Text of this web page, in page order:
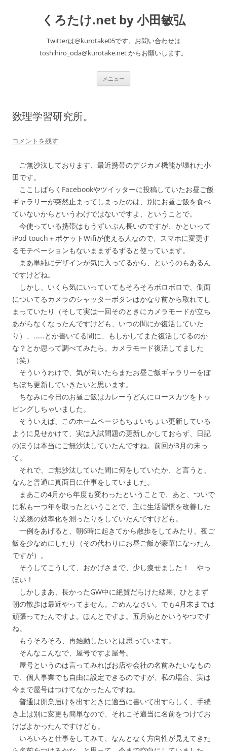
くろたけ.net by 小田敏弘
Twitterは@kurotake05です。お問い合わせは
toshihiro_oda@kurotake.net からお願いします。
メニュー
数理学習研究所。
コメントを残す
ご無沙汰しております、最近携帯のデジカメ機能が壊れた小
田です。
ここしばらくFacebookやツイッターに投稿していたお昼ご飯
ギャラリーが突然止まってしまったのは、別にお昼ご飯を食べ
ていないからというわけではないですよ、ということで。
今使っている携帯はもうずいぶん長いのですが、かといって
iPod touch＋ポケットWifiが使える人なので、スマホに変更す
るモチベーションもないままずるずると使っています。
まあ単純にデザインが気に入ってるから、というのもあるん
ですけどね。
しかし、いくら気にいっていてもそろそろボロボロで、側面
についてるカメラのシャッターボタンはかなり前から取れてし
まっていたり（そして実は一回そのときにカメラモードが立ち
あがらなくなったんですけども、いつの間にか復活していた
り）、……とか書いてる間に、もしかしてまた復活してるのか
な？とか思って調べてみたら、カメラモード復活してました
（笑）
そういうわけで、気が向いたらまたお昼ご飯ギャラリーをぼ
ちぼち更新していきたいと思います。
ちなみに今日のお昼ご飯はカレーうどんにロースカツをトッ
ピングしちゃいました。
そういえば、このホームページもちょいちょい更新している
ように見せかけて、実は入試問題の更新しかしておらず、日記
のほうは本当にご無沙汰していたんですね。前回が3月の末っ
て。
それで、ご無沙汰していた間に何をしていたか、と言うと、
なんと普通に真面目に仕事をしていました。
まあこの4月から年度も変わったということで、あと、ついで
に私も一つ年を取ったということで、主に生活習慣を改善した
り業務の効率化を測ったりをしていたんですけども。
一例をあげると、朝6時に起きてから散歩をしてみたり、夜ご
飯を少なめにしたり（その代わりにお昼ご飯が豪華になったん
ですが）。
そうしてこうして、おかげさまで、少し痩せました！ やっ
ほい！
しかしまあ、長かったGW中に絶賛だらけた結果、ひとまず
朝の散歩は最近やってません。ごめんなさい。でも4月末までは
頑張ってたんですよ。ほんとですよ。五月病とかいうやつです
ね。
もうそろそろ、再始動したいとは思っています。
そんなこんなで、屋号ですよ屋号。
屋号というのは言ってみればお店や会社の名前みたいなもの
で、個人事業でも自由に設定できるのですが、私の場合、実は
今まで屋号はつけてなかったんですね。
普通は開業届けを出すときに適当に書いて出すらしく、手続
き上は別に変更も簡単なので、それこそ適当に名前をつけてお
けばよかったんですけども。
いろいろと仕事をしてみて、なんとなく方向性が見えてきた